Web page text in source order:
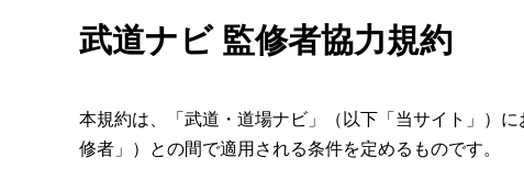
武道ナビ 監修者協力規約
本規約は、「武道・道場ナビ」（以下「当サイト」）
修者」）との間で適用される条件を定めるものです。